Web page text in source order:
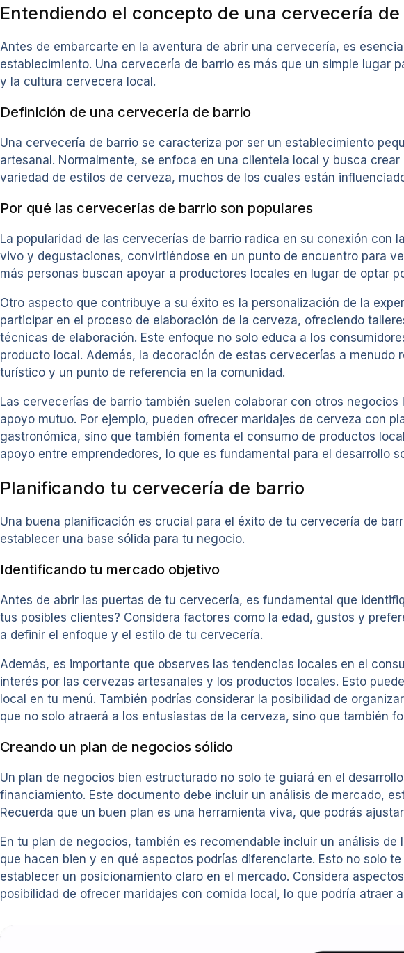
Entendiendo el concepto de una cervecería de
Antes de embarcarte en la aventura de abrir una cervecería, es
establecimiento. Una cervecería de barrio es más que un simple
y la cultura cervecera local.
Definición de una cervecería de barrio
Una cervecería de barrio se caracteriza por ser un establecimiento
artesanal. Normalmente, se enfoca en una clientela local y busca
variedad de estilos de cerveza, muchos de los cuales están
Por qué las cervecerías de barrio son populares
La popularidad de las cervecerías de barrio radica en su conexión
vivo y degustaciones, convirtiéndose en un punto de encuentro para
más personas buscan apoyar a productores locales en lugar de optar
Otro aspecto que contribuye a su éxito es la personalización de la
participar en el proceso de elaboración de la cerveza, ofreciendo
técnicas de elaboración. Este enfoque no solo educa a los
producto local. Además, la decoración de estas cervecerías a
turístico y un punto de referencia en la comunidad.
Las cervecerías de barrio también suelen colaborar con otros
apoyo mutuo. Por ejemplo, pueden ofrecer maridajes de cerveza con
gastronómica, sino que también fomenta el consumo de productos
apoyo entre emprendedores, lo que es fundamental para el desarrollo
Planificando tu cervecería de barrio
Una buena planificación es crucial para el éxito de tu cervecería de
establecer una base sólida para tu negocio.
Identificando tu mercado objetivo
Antes de abrir las puertas de tu cervecería, es fundamental que
tus posibles clientes? Considera factores como la edad, gustos y
a definir el enfoque y el estilo de tu cervecería.
Además, es importante que observes las tendencias locales en el
interés por las cervezas artesanales y los productos locales. Esto
local en tu menú. También podrías considerar la posibilidad de
que no solo atraerá a los entusiastas de la cerveza, sino que también
Creando un plan de negocios sólido
Un plan de negocios bien estructurado no solo te guiará en el
financiamiento. Este documento debe incluir un análisis de mercado,
Recuerda que un buen plan es una herramienta viva, que podrás
En tu plan de negocios, también es recomendable incluir un análisis
que hacen bien y en qué aspectos podrías diferenciarte. Esto no solo
establecer un posicionamiento claro en el mercado. Considera
posibilidad de ofrecer maridajes con comida local, lo que podría atraer